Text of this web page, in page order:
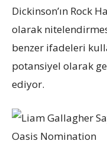
Dickinson’ın Rock
olarak
benzer ifadeleri
potansiyel olarak
ediyor.